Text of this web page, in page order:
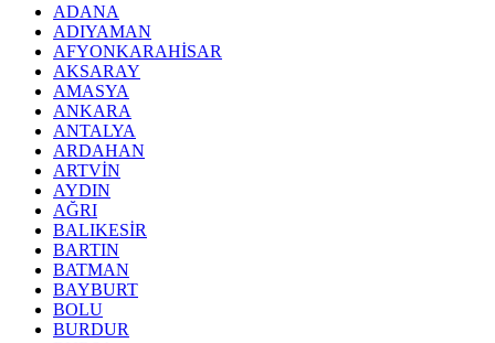
ADANA
ADIYAMAN
AFYONKARAHİSAR
AKSARAY
AMASYA
ANKARA
ANTALYA
ARDAHAN
ARTVİN
AYDIN
AĞRI
BALIKESİR
BARTIN
BATMAN
BAYBURT
BOLU
BURDUR